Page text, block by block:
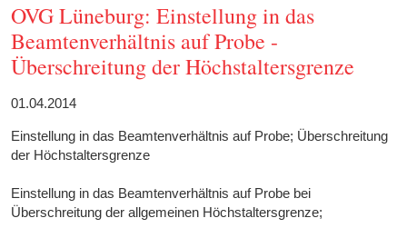
OVG Lüneburg: Einstellung in das
Beamtenverhältnis auf Probe -
Überschreitung der Höchstaltersgrenze
01.04.2014
Einstellung in das Beamtenverhältnis auf Probe; Überschreitung
der Höchstaltersgrenze
Einstellung in das Beamtenverhältnis auf Probe bei
Überschreitung der allgemeinen Höchstaltersgrenze;